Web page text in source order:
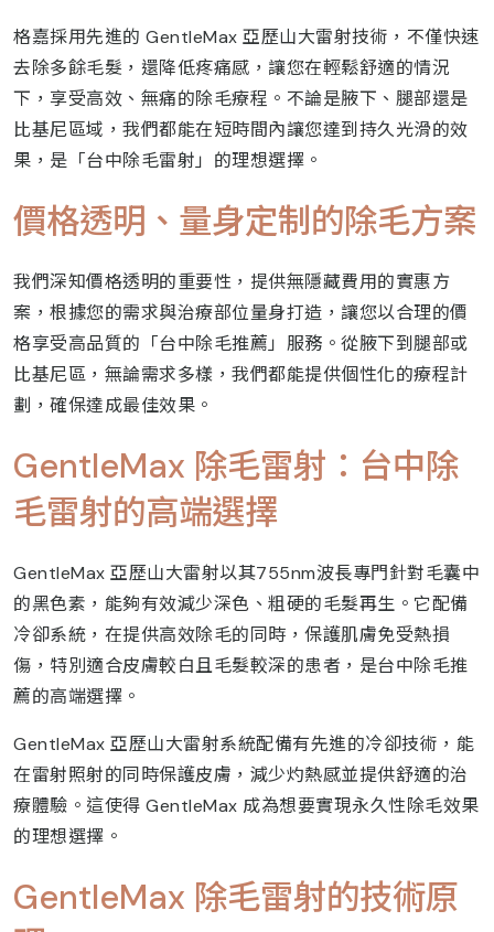
格嘉採用先進的 GentleMax 亞歷山大雷射技術，不僅快速
去除多餘毛髮，還降低疼痛感，讓您在輕鬆舒適的情況
下，享受高效、無痛的除毛療程。不論是腋下、腿部還是
比基尼區域，我們都能在短時間內讓您達到持久光滑的效
果，是「台中除毛雷射」的理想選擇。
價格透明、量身定制的除毛方案
我們深知價格透明的重要性，提供無隱藏費用的實惠方
案，根據您的需求與治療部位量身打造，讓您以合理的價
格享受高品質的「台中除毛推薦」服務。從腋下到腿部或
比基尼區，無論需求多樣，我們都能提供個性化的療程計
劃，確保達成最佳效果。
GentleMax 除毛雷射：台中除
毛雷射的高端選擇
GentleMax 亞歷山大雷射以其755nm波長專門針對毛囊中
的黑色素，能夠有效減少深色、粗硬的毛髮再生。它配備
冷卻系統，在提供高效除毛的同時，保護肌膚免受熱損
傷，特別適合皮膚較白且毛髮較深的患者，是台中除毛推
薦的高端選擇。
GentleMax 亞歷山大雷射系統配備有先進的冷卻技術，能
在雷射照射的同時保護皮膚，減少灼熱感並提供舒適的治
療體驗。這使得 GentleMax 成為想要實現永久性除毛效果
的理想選擇。
GentleMax 除毛雷射的技術原